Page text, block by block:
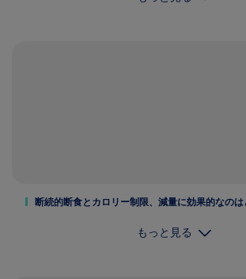
断続的断食とカロリー制限、減量に効果的なのは
もっと見る